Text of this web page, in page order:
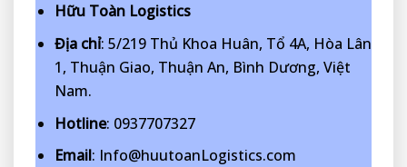
Hữu Toàn Logistics
Địa chỉ: 5/219 Thủ Khoa Huân, Tổ 4A, Hòa Lân
1, Thuận Giao, Thuận An, Bình Dương, Việt
Nam.
Hotline: 0937707327
Email: Info@huutoanLogistics.com